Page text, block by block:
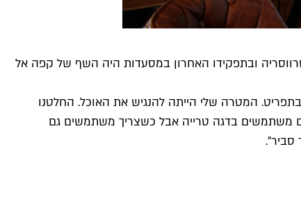
ובתפקידו האחרון במסעדות היה השף של קפה אל
המטרה שלי הייתה להנגיש את האוכל. החלטנו
משתמשים בדגה טרייה אבל כשצריך משתמשים גם